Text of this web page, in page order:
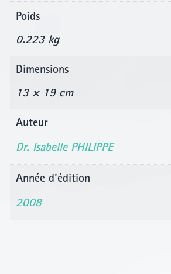
Poids
0.223 kg
Dimensions
13 × 19 cm
Auteur
Dr. Isabelle PHILIPPE
Année d'édition
2008